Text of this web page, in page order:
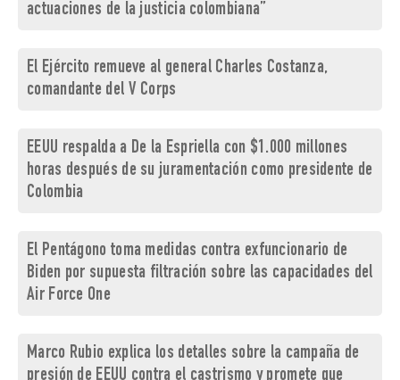
actuaciones de la justicia colombiana”
El Ejército remueve al general Charles Costanza,
comandante del V Corps
EEUU respalda a De la Espriella con $1.000 millones
horas después de su juramentación como presidente de
Colombia
El Pentágono toma medidas contra exfuncionario de
Biden por supuesta filtración sobre las capacidades del
Air Force One
Marco Rubio explica los detalles sobre la campaña de
presión de EEUU contra el castrismo y promete que